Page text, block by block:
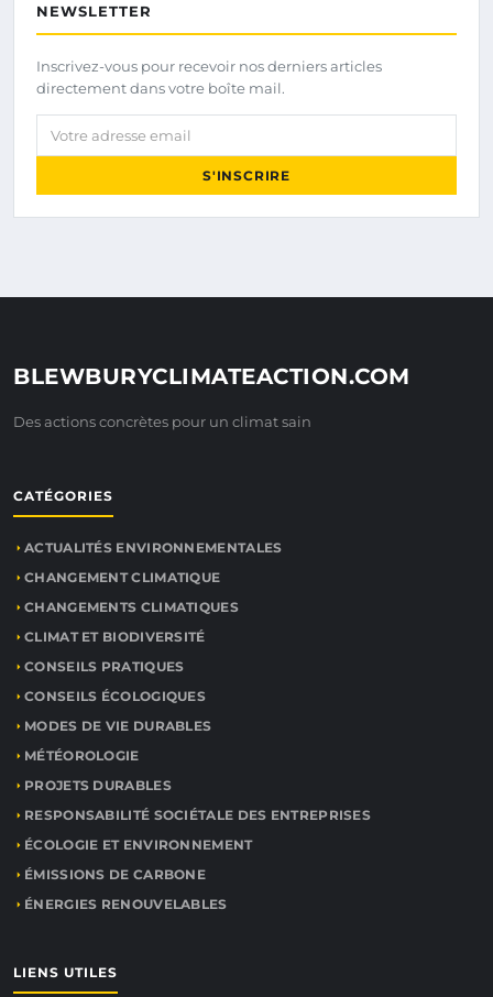
NEWSLETTER
Inscrivez-vous pour recevoir nos derniers articles
directement dans votre boîte mail.
Votre adresse email
S'INSCRIRE
BLEWBURYCLIMATEACTION.COM
Des actions concrètes pour un climat sain
CATÉGORIES
ACTUALITÉS ENVIRONNEMENTALES
CHANGEMENT CLIMATIQUE
CHANGEMENTS CLIMATIQUES
CLIMAT ET BIODIVERSITÉ
CONSEILS PRATIQUES
CONSEILS ÉCOLOGIQUES
MODES DE VIE DURABLES
MÉTÉOROLOGIE
PROJETS DURABLES
RESPONSABILITÉ SOCIÉTALE DES ENTREPRISES
ÉCOLOGIE ET ENVIRONNEMENT
ÉMISSIONS DE CARBONE
ÉNERGIES RENOUVELABLES
LIENS UTILES